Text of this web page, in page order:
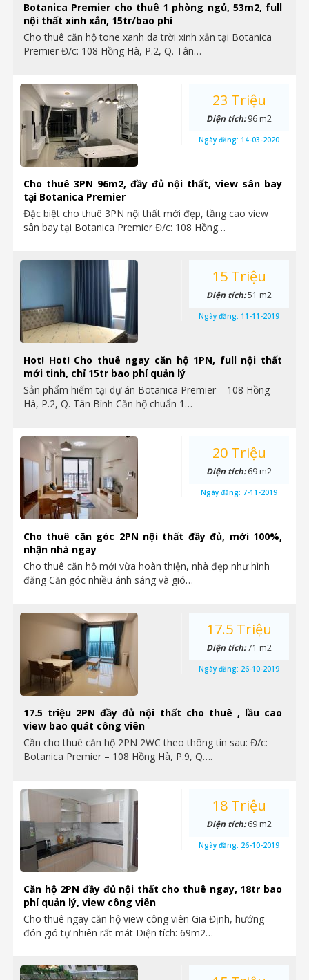
Botanica Premier cho thuê 1 phòng ngủ, 53m2, full
nội thất xinh xắn, 15tr/bao phí
Cho thuê căn hộ tone xanh da trời xinh xắn tại Botanica
Premier Đ/c: 108 Hồng Hà, P.2, Q. Tân…
Cho thuê 3PN 96m2, đầy đủ nội thất, view sân bay
tại Botanica Premier
Đặc biệt cho thuê 3PN nội thất mới đẹp, tầng cao view
sân bay tại Botanica Premier Đ/c: 108 Hồng…
23 Triệu
Diện tích:96 m2
Ngày đăng: 14-03-2020
Hot! Hot! Cho thuê ngay căn hộ 1PN, full nội thất
mới tinh, chỉ 15tr bao phí quản lý
Sản phẩm hiếm tại dự án Botanica Premier – 108 Hồng
Hà, P.2, Q. Tân Bình Căn hộ chuẩn 1…
15 Triệu
Diện tích:51 m2
Ngày đăng: 11-11-2019
Cho thuê căn góc 2PN nội thất đầy đủ, mới 100%,
nhận nhà ngay
Cho thuê căn hộ mới vừa hoàn thiện, nhà đẹp như hình
đăng Căn góc nhiều ánh sáng và gió…
20 Triệu
Diện tích:69 m2
Ngày đăng: 7-11-2019
17.5 triệu 2PN đầy đủ nội thất cho thuê , lầu cao
view bao quát công viên
Cần cho thuê căn hộ 2PN 2WC theo thông tin sau: Đ/c:
Botanica Premier – 108 Hồng Hà, P.9, Q….
17.5 Triệu
Diện tích:71 m2
Ngày đăng: 26-10-2019
Căn hộ 2PN đầy đủ nội thất cho thuê ngay, 18tr bao
phí quản lý, view công viên
Cho thuê ngay căn hộ view công viên Gia Định, hướng
đón gió tự nhiên rất mát Diện tích: 69m2…
18 Triệu
Diện tích:69 m2
Ngày đăng: 26-10-2019